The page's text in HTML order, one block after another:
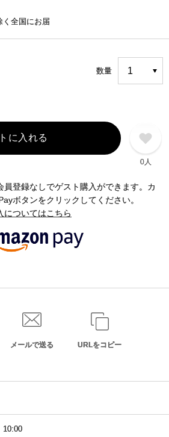
く全国にお届
数量
に入れる
0人
登録なしでゲスト購入ができます。カ
ボタンをクリックしてください。
ついてはこちら
メールで送る URLをコピー
10:00